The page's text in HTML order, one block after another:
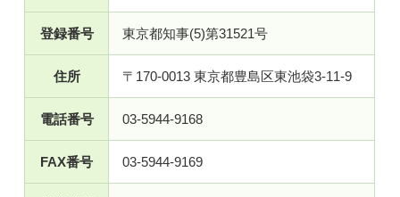
登録番号 東京都知事(5)第31521号
住所 〒170-0013 東京都豊島区東池袋3-11-9
電話番号 03-5944-9168
FAX番号 03-5944-9169